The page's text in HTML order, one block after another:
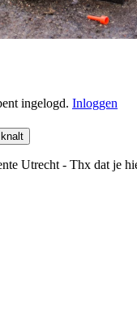
ingelogd. Inloggen
Utrecht - Thx dat je